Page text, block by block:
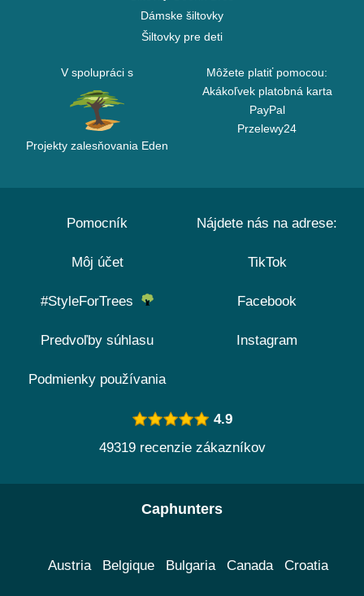
Dámske šiltovky
Šiltovky pre deti
V spolupráci s
Projekty zalesňovania Eden
Môžete platiť pomocou:
Akákoľvek platobná karta
PayPal
Przelewy24
Pomocník
Môj účet
#StyleForTrees
Predvoľby súhlasu
Podmienky používania
Nájdete nás na adrese:
TikTok
Facebook
Instagram
4.9
49319 recenzie zákazníkov
Caphunters
Austria Belgique Bulgaria Canada Croatia